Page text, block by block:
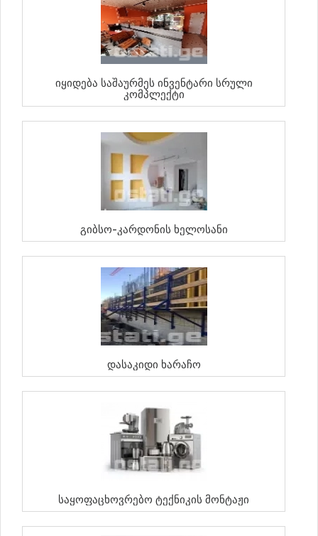
Იყიდება Საშაურმეს Ინვენტარი Სრული
Კომპლექტი
Გიბსო-Კარდონის Ხელოსანი
Დასაკიდი Ხარაჩო
Საყოფაცხოვრებო Ტექნიკის Მონტაჟი